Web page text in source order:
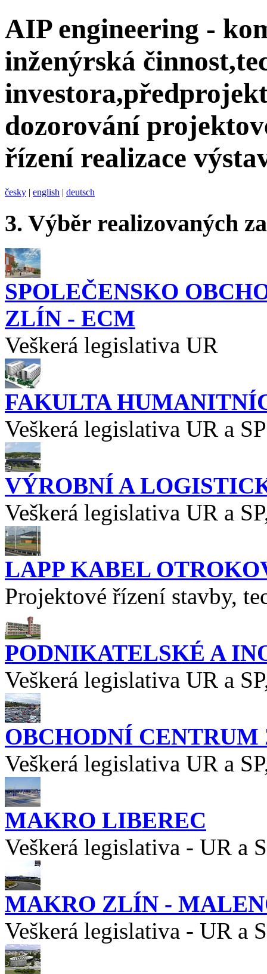
AIP engineering -
inženýrská
dozorování
řízení realizace
česky | english | deutsch
3. Výběr realizovaných
SPOLEČENSKO
ZLÍN - ECM
Veškerá legislativa UR
FAKULTA
Veškerá legislativa UR a SP
VÝROBNÍ A
Veškerá legislativa UR a
LAPP KABEL
Projektové řízení stavby,
PODNIKATELSKÉ A
Veškerá legislativa UR a
OBCHODNÍ
Veškerá legislativa UR a
MAKRO LIBEREC
Veškerá legislativa - UR a
MAKRO ZLÍN -
Veškerá legislativa - UR a